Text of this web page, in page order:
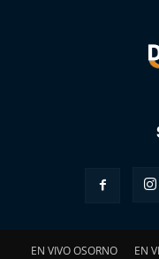
EN VIVO OSORNO EN